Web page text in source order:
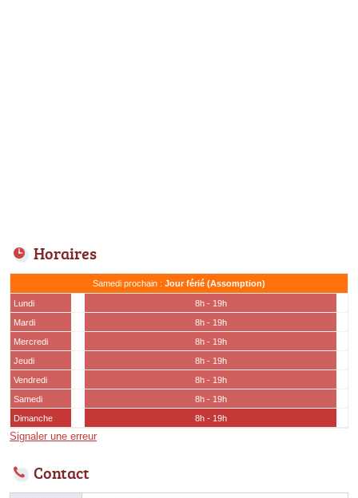
Horaires
Samedi prochain : Jour férié (Assomption)
Lundi
8h - 19h
Mardi
8h - 19h
Mercredi
8h - 19h
Jeudi
8h - 19h
Vendredi
8h - 19h
Samedi
8h - 19h
Dimanche
8h - 19h
Signaler une erreur
Contact